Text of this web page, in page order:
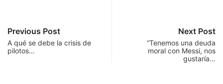
Previous Post
A qué se debe la crisis de
pilotos…
Next Post
“Tenemos una deuda
moral con Messi, nos
gustaría…